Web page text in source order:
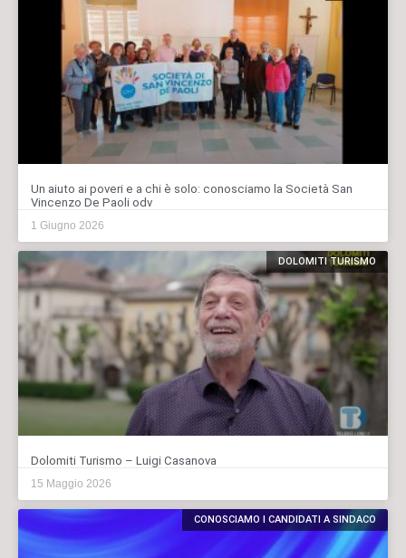
Un aiuto ai poveri e a chi è solo: conosciamo la Società San
Vincenzo De Paoli odv
1 Giugno 2026
DOLOMITI TURISMO
Dolomiti Turismo – Luigi Casanova
15 Maggio 2026
CONOSCIAMO I CANDIDATI A SINDACO